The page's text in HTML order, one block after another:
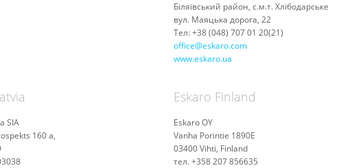
Біляївський район, с.м.т. Хлібодарське
вул. Маяцька дорога, 22
Тел: +38 (048) 707 01 20(21)
office@eskaro.com
www.eskaro.ua
SIA
160 a,
Eskaro Finland
Eskaro OY
Vanha Porintie 1890E
03400 Vihti, Finland
тел. +358 207 856635